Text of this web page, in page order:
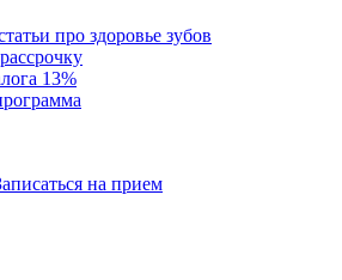
про здоровье зубов
13%
на прием